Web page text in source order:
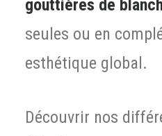
gouttières de
seules ou en
esthétique global.
Découvrir nos